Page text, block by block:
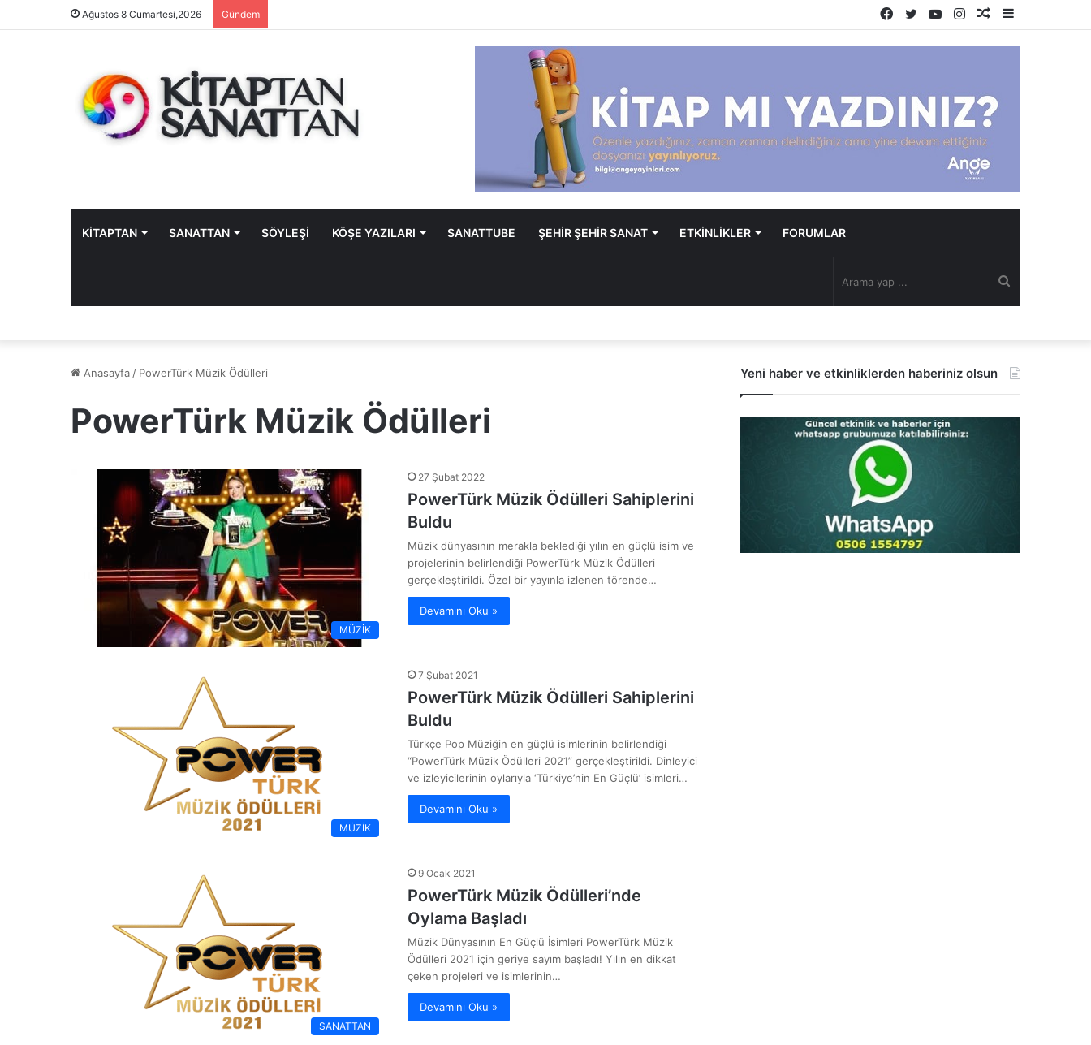
Ağustos 8 Cumartesi,2026 Gündem
Kenar
Rastgele
Instagram
YouTube
Twitter
Facebook
KİTAPTAN SANATTAN SÖYLEŞİ KÖŞE YAZILARI SANATTUBE ŞEHİR ŞEHİR SANAT ETKİNLİKLER FORUMLAR
...
Anasayfa / PowerTürk Müzik Ödülleri
PowerTürk Müzik Ödülleri
MÜZİK
27 Şubat 2022
PowerTürk Müzik Ödülleri Sahiplerini
Buldu
Müzik dünyasının merakla beklediği yılın en güçlü isim ve
projelerinin belirlendiği PowerTürk Müzik Ödülleri
gerçekleştirildi. Özel bir yayınla izlenen törende…
Devamını Oku »
MÜZİK
7 Şubat 2021
PowerTürk Müzik Ödülleri Sahiplerini
Buldu
Türkçe Pop Müziğin en güçlü isimlerinin belirlendiği
“PowerTürk Müzik Ödülleri 2021” gerçekleştirildi. Dinleyici
ve izleyicilerinin oylarıyla ‘Türkiye’nin En Güçlü’ isimleri…
Devamını Oku »
SANATTAN
9 Ocak 2021
PowerTürk Müzik Ödülleri’nde
Oylama Başladı
Müzik Dünyasının En Güçlü İsimleri PowerTürk Müzik
Ödülleri 2021 için geriye sayım başladı! Yılın en dikkat
çeken projeleri ve isimlerinin…
Devamını Oku »
Yeni haber ve etkinliklerden haberiniz olsun